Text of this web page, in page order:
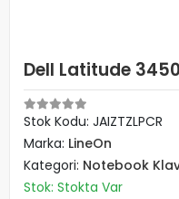
Dell Latitude
Stok Kodu: JAIZTZLPCR
Marka: LineOn
Kategori: Notebook
Stok: Stokta Var